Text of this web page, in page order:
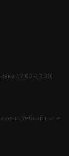
12:00 -12:30)
Уебсайтът е